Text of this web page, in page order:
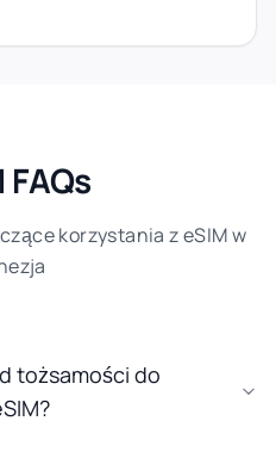
FAQs
korzystania z eSIM w
tożsamości do